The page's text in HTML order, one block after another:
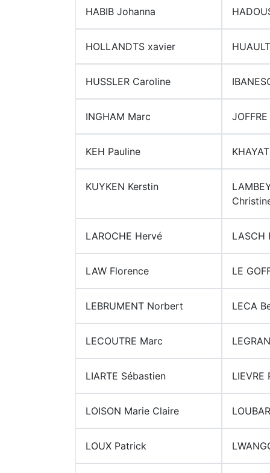
HABIB Johanna
HOLLANDTS xavier
HUSSLER Caroline
INGHAM Marc
KEH Pauline
KUYKEN Kerstin
LAROCHE Hervé LASCH
LAW Florence LE
LEBRUMENT Norbert LECA
LECOUTRE Marc
LIARTE Sébastien LIEVRE
LOISON Marie Claire
LOUX Patrick